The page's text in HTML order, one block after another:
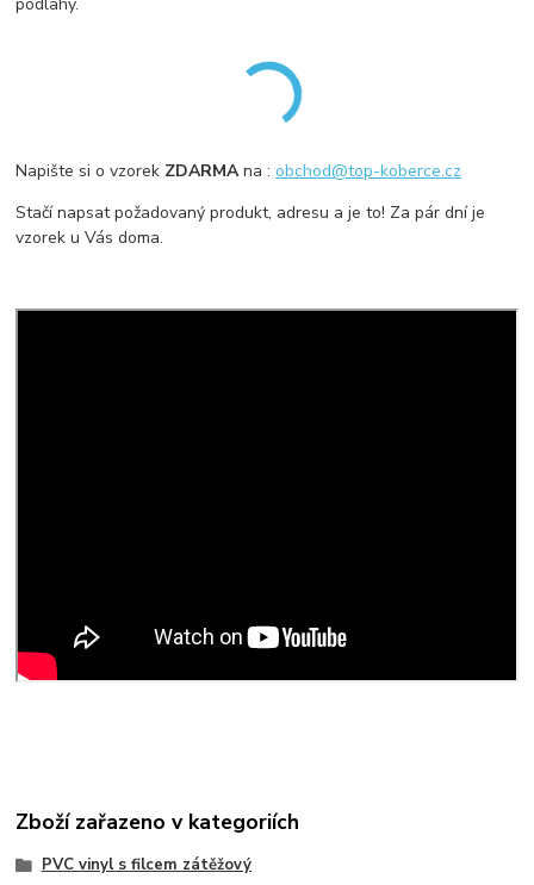
Napište si o vzorek ZDARMAna :obchod@top-koberce.cz
Stačí napsat požadovaný produkt, adresu a je to! Za pár dní je
vzorek u Vás doma.
Zboží zařazeno v kategoriích
PVC vinyl s filcem zátěžový